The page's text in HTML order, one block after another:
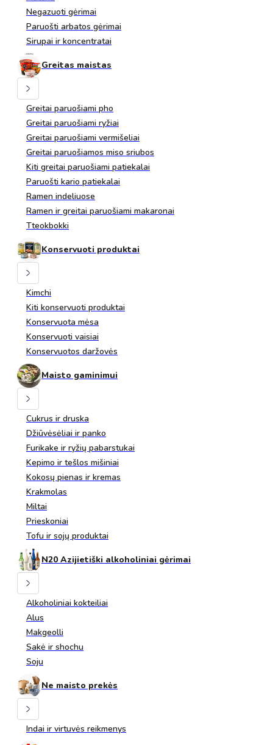
Negazuoti gėrimai
Paruošti arbatos gėrimai
Sirupai ir koncentratai
Greitas maistas
Greitai paruošiami pho
Greitai paruošiami ryžiai
Greitai paruošiami vermišeliai
Greitai paruošiamos miso sriubos
Kiti greitai paruošiami patiekalai
Paruošti kario patiekalai
Ramen indeliuose
Ramen ir greitai paruošiami makaronai
Tteokbokki
Konservuoti produktai
Kimchi
Kiti konservuoti produktai
Konservuota mėsa
Konservuoti vaisiai
Konservuotos daržovės
Maisto gaminimui
Cukrus ir druska
Džiūvėsėliai ir panko
Furikake ir ryžių pabarstukai
Kepimo ir tešlos mišiniai
Kokosų pienas ir kremas
Krakmolas
Miltai
Prieskoniai
Tofu ir sojų produktai
N20 Azijietiški alkoholiniai gėrimai
Alkoholiniai kokteiliai
Alus
Makgeolli
Sakė ir shochu
Soju
Ne maisto prekės
Indai ir virtuvės reikmenys